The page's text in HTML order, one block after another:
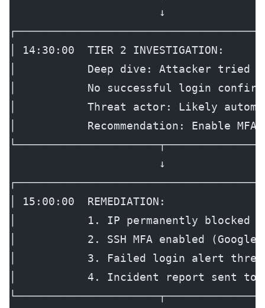
                       ↓
│ 14:30:00  TIER 2
│           Deep dive: Attacker tried
│           No successful login
│           Threat actor: Likely
│           Recommendation: Enable
                       ↓
│ 15:00:00  REMEDIATION:
│           1. IP permanently
│           2. SSH MFA enabled
│           3. Failed login alert
│           4. Incident report sent